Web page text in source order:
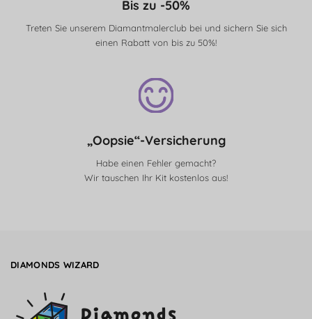
Bis zu -50%
Treten Sie unserem Diamantmalerclub bei und sichern Sie sich
einen Rabatt von bis zu 50%!
„Oopsie“-Versicherung
Habe einen Fehler gemacht?
Wir tauschen Ihr Kit kostenlos aus!
DIAMONDS WIZARD